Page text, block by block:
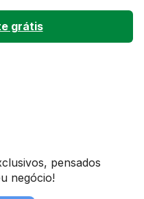
grátis
pensados
negócio!